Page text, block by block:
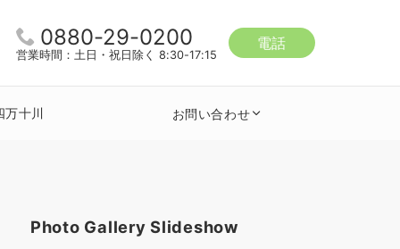
0880-29-0200
営業時間：土日・祝日除く 8:30-17:15
電話
万十川 お問い合わせ
Photo Gallery Slideshow